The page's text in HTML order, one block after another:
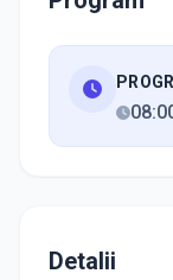
Detalii